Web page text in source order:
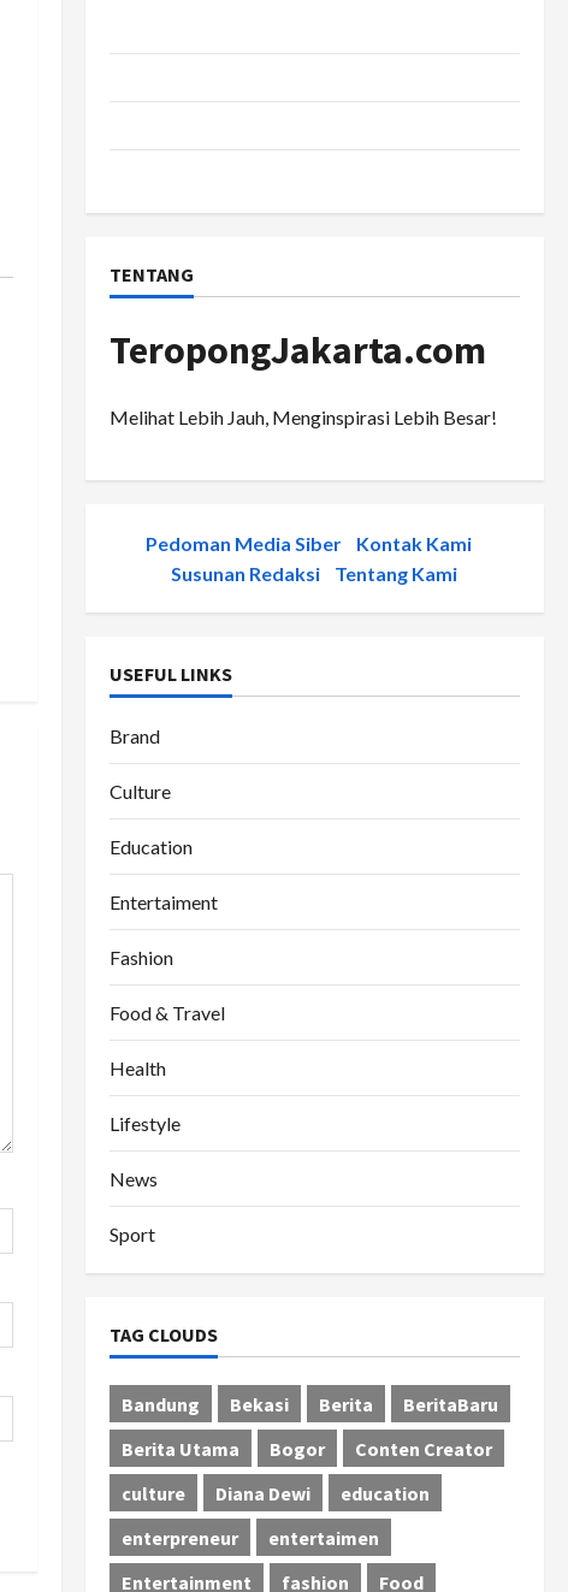
TENTANG
TeropongJakarta.com
Melihat Lebih Jauh, Menginspirasi Lebih Besar!
Pedoman Media Siber Kontak Kami
Susunan Redaksi
Tentang Kami
USEFUL LINKS
Brand
Culture
Education
Entertaiment
Fashion
Food & Travel
Health
Lifestyle
News
Sport
TAG CLOUDS
Bandung Bekasi Berita
BeritaBaru
Berita Utama
Bogor
Conten Creator
culture
Diana Dewi
education
enterpreneur
entertaimen
Entertainment
fashion
Food